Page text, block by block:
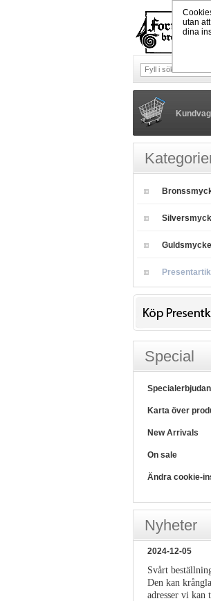
Special
Karta över
New Arrivals
On sale
Ändra cookie-
Nyheter
2024-12-05
Svårt
Den kan
adresser vi kan
utan
dina